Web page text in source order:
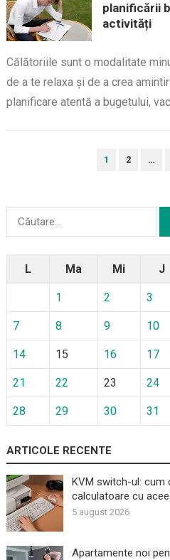
planificării
activități
Călătoriile sunt o modalitate
de a te relaxa și de a crea
planificare atentă a bugetului,
1 2 …
Caută
L Ma Mi J
1 2 3
7 8 9 10
14 15 16 17
21 22 23 24
28 29 30 31
ARTICOLE RECENTE
KVM switch-ul: cum
calculatoare cu
5 august 2026
Apartamente noi